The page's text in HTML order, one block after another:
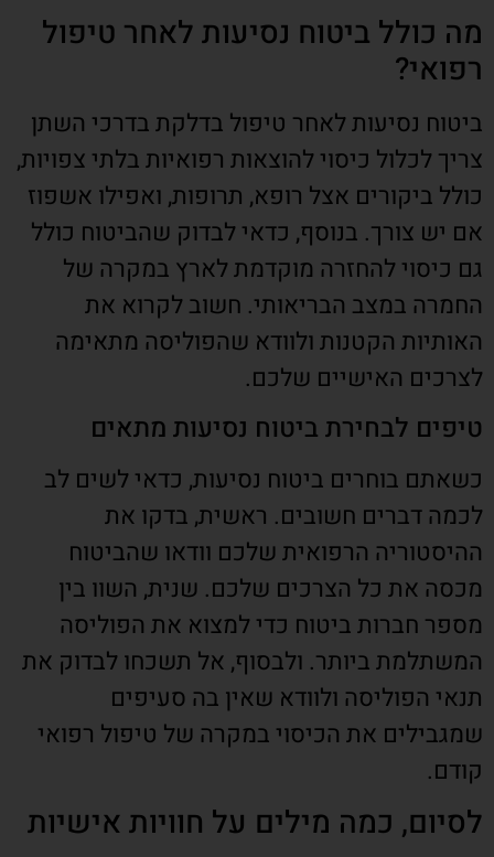
מה כולל ביטוח נסיעות לאחר טיפול
רפואי?
ביטוח נסיעות לאחר טיפול בדלקת בדרכי השתן
צריך לכלול כיסוי להוצאות רפואיות בלתי צפויות,
כולל ביקורים אצל רופא, תרופות, ואפילו אשפוז
אם יש צורך. בנוסף, כדאי לבדוק שהביטוח כולל
גם כיסוי להחזרה מוקדמת לארץ במקרה של
החמרה במצב הבריאותי. חשוב לקרוא את
האותיות הקטנות ולוודא שהפוליסה מתאימה
לצרכים האישיים שלכם.
טיפים לבחירת ביטוח נסיעות מתאים
כשאתם בוחרים ביטוח נסיעות, כדאי לשים לב
לכמה דברים חשובים. ראשית, בדקו את
ההיסטוריה הרפואית שלכם וודאו שהביטוח
מכסה את כל הצרכים שלכם. שנית, השוו בין
מספר חברות ביטוח כדי למצוא את הפוליסה
המשתלמת ביותר. ולבסוף, אל תשכחו לבדוק את
תנאי הפוליסה ולוודא שאין בה סעיפים
שמגבילים את הכיסוי במקרה של טיפול רפואי
קודם.
לסיום, כמה מילים על חוויות אישיות